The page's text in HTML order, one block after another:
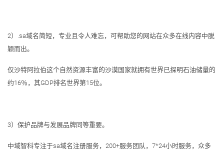
2）.sa域名简短，专业且令人难忘，可帮助您的网站在众多在线内容中脱
颖而出。
仅沙特阿拉伯这个自然资源丰富的沙漠国家就拥有世界已探明石油储量的
约16％，其GDP排名世界第15位。
3）保护品牌与发展品牌同等重要。
中域智科专注于sa域名注册服务，200+服务团队，7*24小时服务，众多